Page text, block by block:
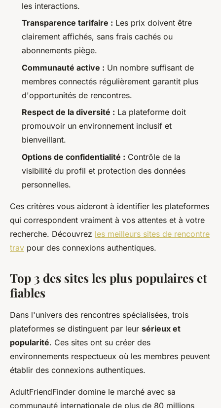
les interactions.
Transparence tarifaire : Les prix doivent être
clairement affichés, sans frais cachés ou
abonnements piège.
Communauté active : Un nombre suffisant de
membres connectés régulièrement garantit plus
d'opportunités de rencontres.
Respect de la diversité : La plateforme doit
promouvoir un environnement inclusif et
bienveillant.
Options de confidentialité : Contrôle de la
visibilité du profil et protection des données
personnelles.
Ces critères vous aideront à identifier les plateformes
qui correspondent vraiment à vos attentes et à votre
recherche. Découvrez les meilleurs sites de rencontre
trav pour des connexions authentiques.
Top 3 des sites les plus populaires et
fiables
Dans l'univers des rencontres spécialisées, trois
plateformes se distinguent par leur sérieux et
popularité. Ces sites ont su créer des
environnements respectueux où les membres peuvent
établir des connexions authentiques.
AdultFriendFinder domine le marché avec sa
communauté internationale de plus de 80 millions